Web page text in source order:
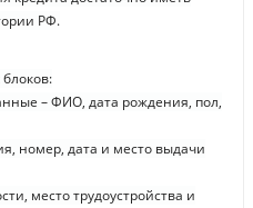
РФ.
– ФИО, дата рождения, пол,
номер, дата и место выдачи
место трудоустройства и